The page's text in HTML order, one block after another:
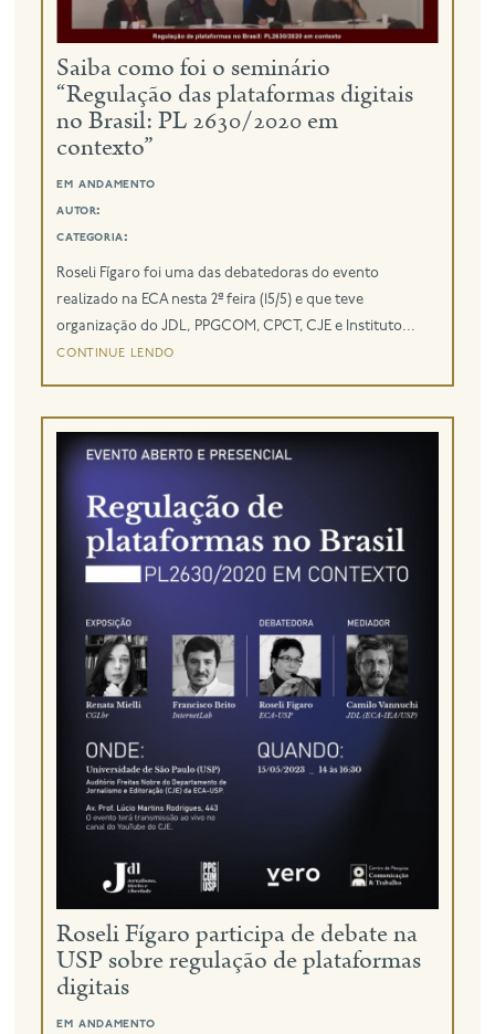
eng
Saiba como foi o seminário
“Regulação das plataformas digitais
no Brasil: PL 2630/2020 em
contexto”
em andamento
autor:
categoria:
Roseli Fígaro foi uma das debatedoras do evento
realizado na ECA nesta 2ª feira (15/5) e que teve
organização do JDL, PPGCOM, CPCT, CJE e Instituto...
continue lendo
Roseli Fígaro participa de debate na
USP sobre regulação de plataformas
digitais
em andamento